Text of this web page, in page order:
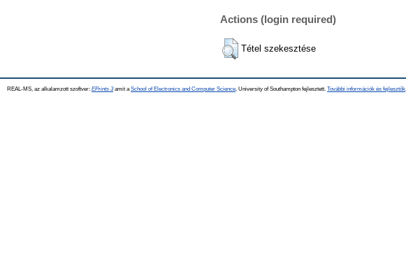
Actions (login required)
Tétel szekesztése
REAL-MS, az alkalamzott szoftver: EPrints 3amit a School of Electronics and Computer Science , University of Southampton fejlesztett. További információk és fejlesztők